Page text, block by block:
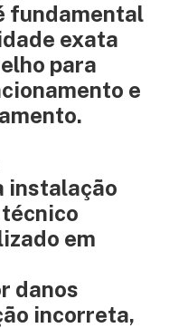
fundamental
exata
para
e
instalação
em
danos
incorreta,